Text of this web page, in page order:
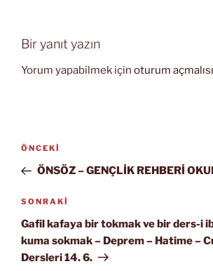
Bir yanıt yazın
Yorum yapabilmek için oturum
Yazı
gezinmesi
Önceki
Yazı
ÖNCEKI
ÖNSÖZ – GENÇLİK REHBERİ
Sonraki
Yazı
SONRAKI
Gafil kafaya bir tokmak ve bir ders-i
kuma sokmak – Deprem – Hatime –
Dersleri 14. 6.